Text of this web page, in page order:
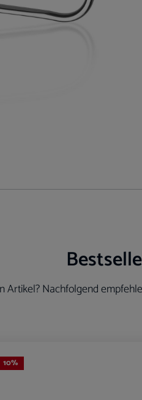
Artikel? Nachfolgend
10%